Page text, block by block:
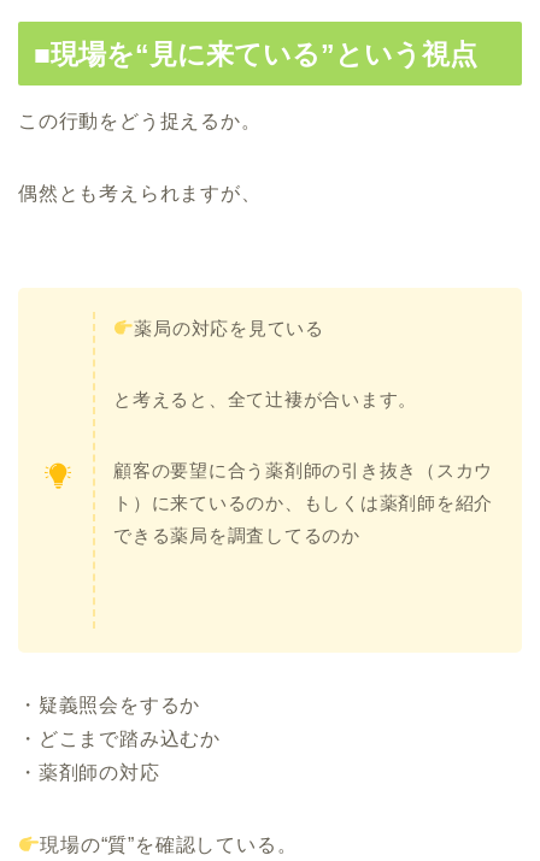
■現場を“見に来ている”という視点
この行動をどう捉えるか。
偶然とも考えられますが、
薬局の対応を見ている
と考えると、全て辻褄が合います。
顧客の要望に合う薬剤師の引き抜き（スカウ
ト）に来ているのか、もしくは薬剤師を紹介
できる薬局を調査してるのか
・疑義照会をするか
・どこまで踏み込むか
・薬剤師の対応
現場の“質”を確認している。